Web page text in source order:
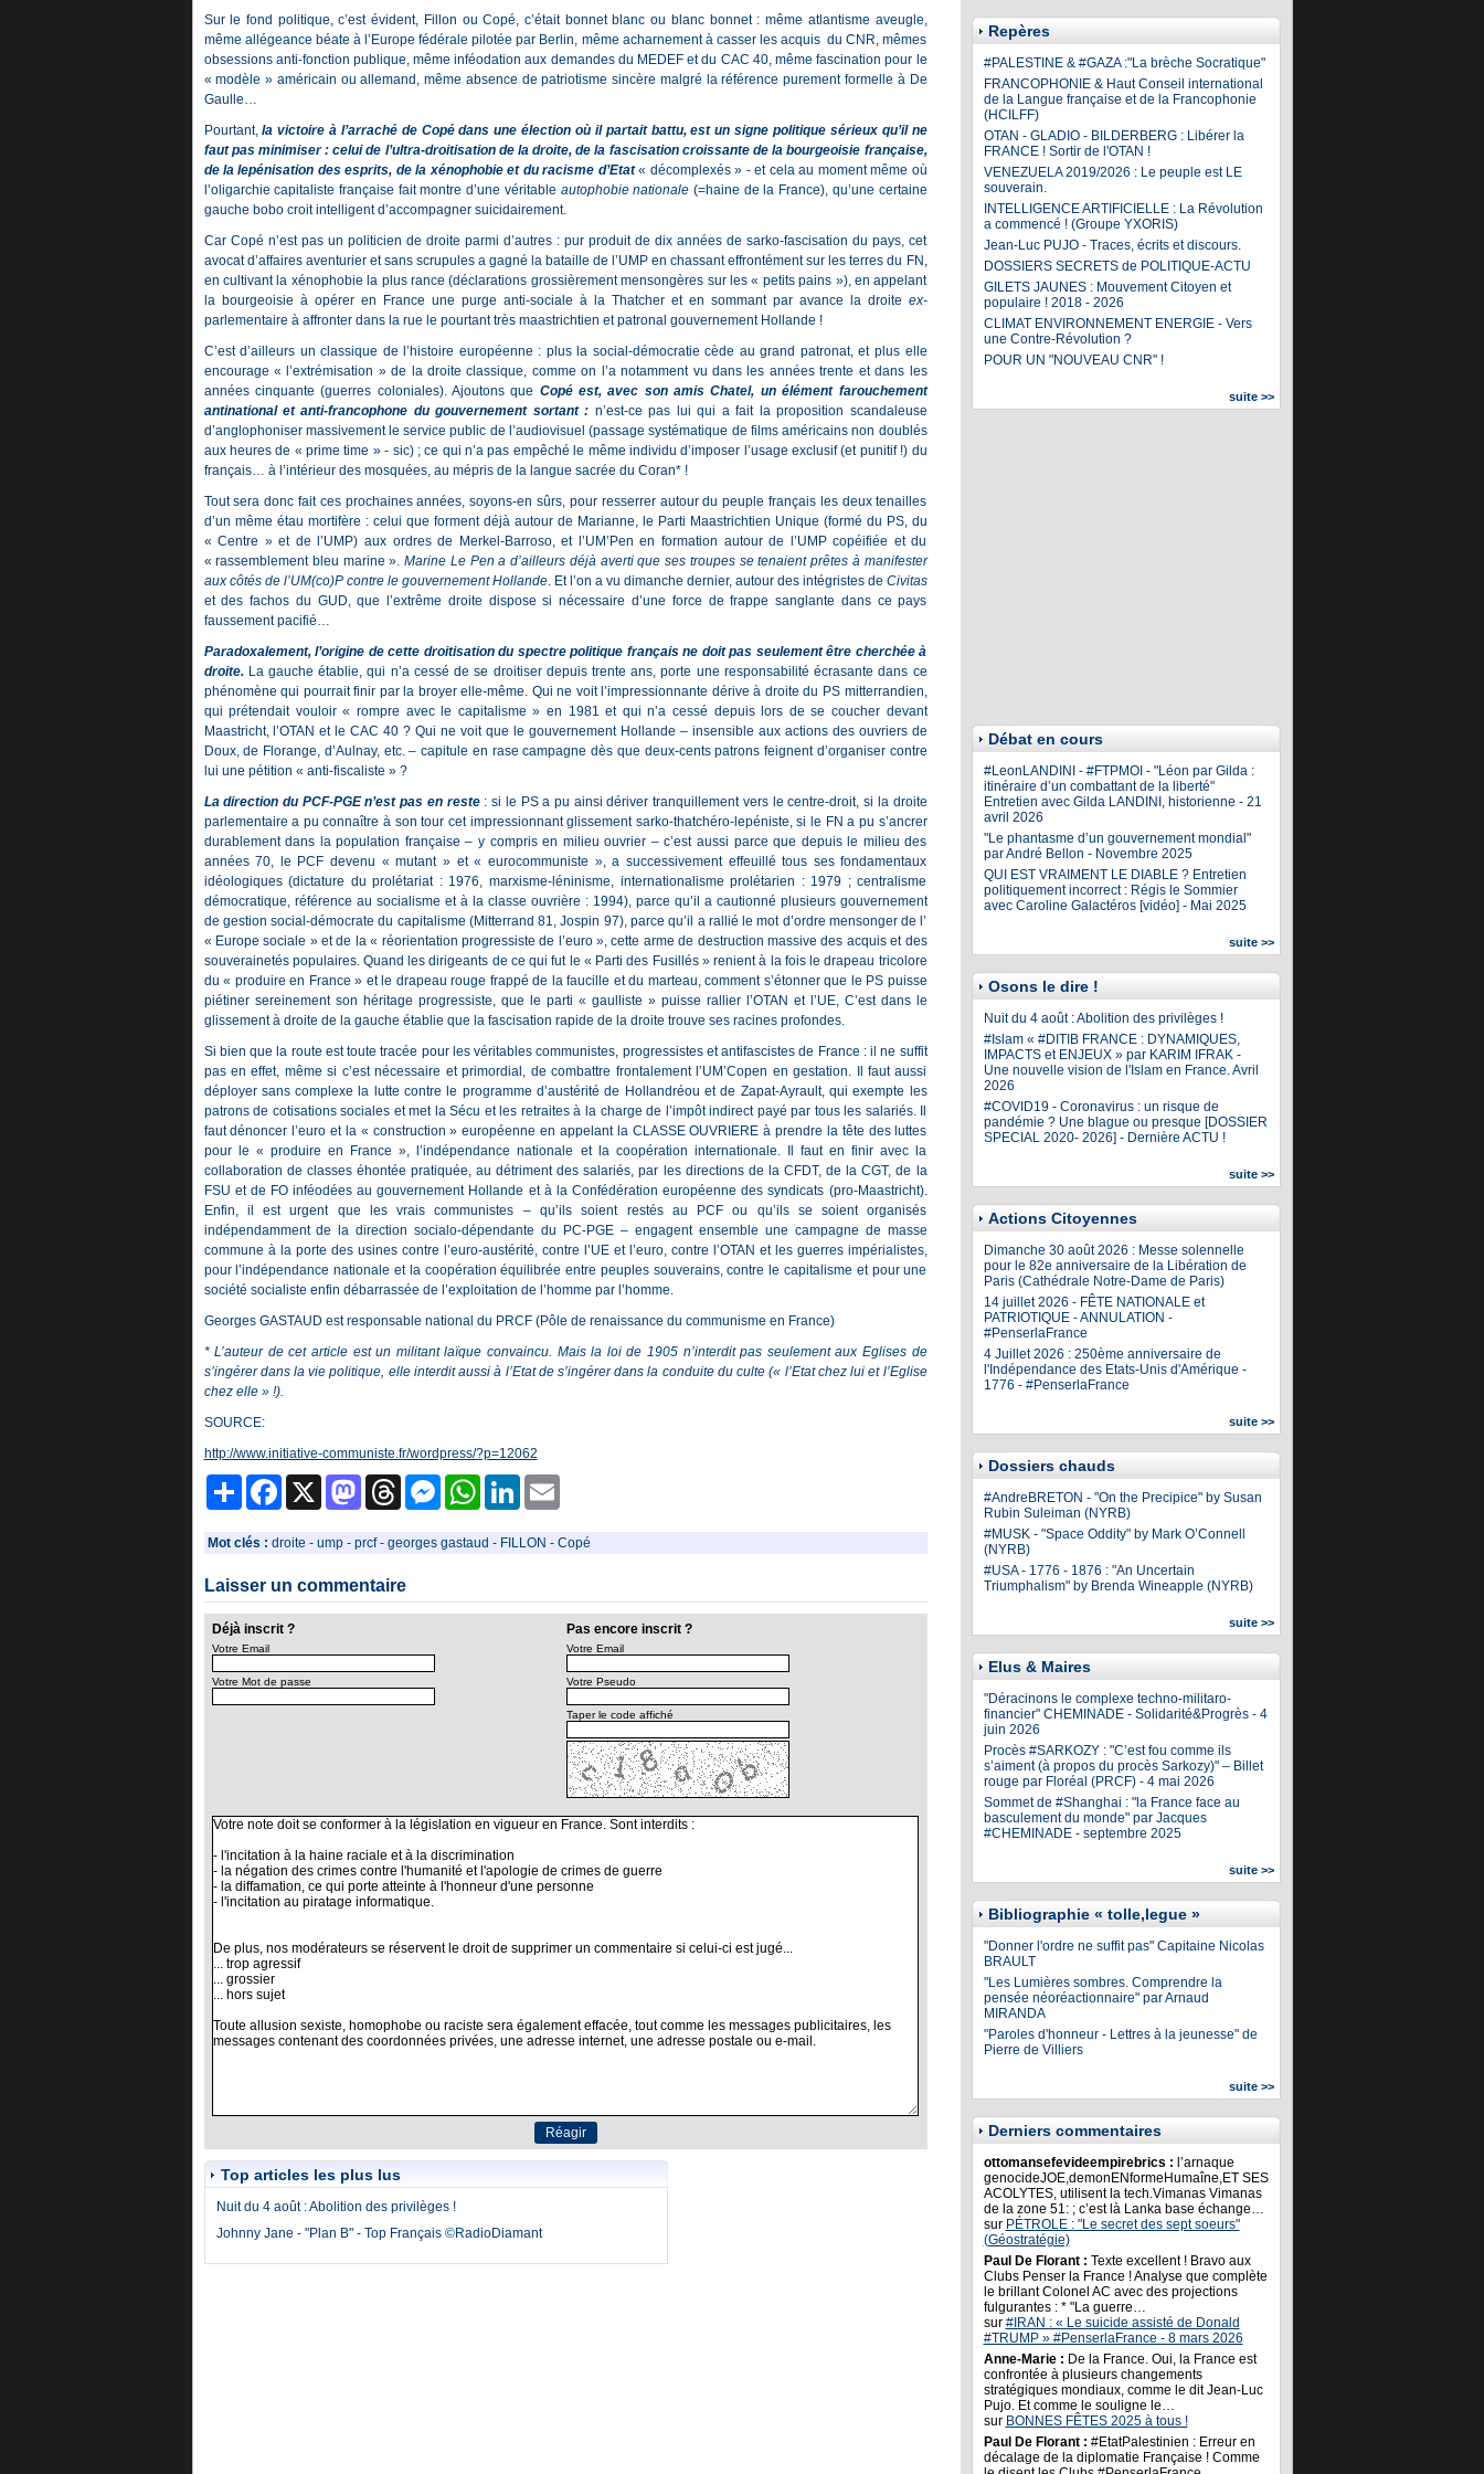
Sur le fond politique, c’est évident, Fillon ou Copé, c’était bonnet blanc ou blanc bonnet : même atlantisme aveugle,
même allégeance béate à l’Europe fédérale pilotée par Berlin, même acharnement à casser les acquis du CNR, mêmes
obsessions anti-fonction publique, même inféodation aux demandes du MEDEF et du CAC 40, même fascination pour le
« modèle » américain ou allemand, même absence de patriotisme sincère malgré la référence purement formelle à De
Gaulle…
Pourtant,la victoire à l’arraché de Copé dans une élection où il partait battu, est un signe politique sérieux qu’il ne
faut pas minimiser : celui de l’ultra-droitisation de la droite, de la fascisation croissante de la bourgeoisie française,
de la lepénisation des esprits, de la xénophobie et du racisme d’Etat« décomplexés » - et cela au moment même où
l’oligarchie capitaliste française fait montre d’une véritable autophobie nationale (=haine de la France), qu’une certaine
gauche bobo croit intelligent d’accompagner suicidairement.
Car Copé n’est pas un politicien de droite parmi d’autres : pur produit de dix années de sarko-fascisation du pays, cet
avocat d’affaires aventurier et sans scrupules a gagné la bataille de l’UMP en chassant effrontément sur les terres du FN,
en cultivant la xénophobie la plus rance (déclarations grossièrement mensongères sur les « petits pains »), en appelant
la bourgeoisie à opérer en France une purge anti-sociale à la Thatcher et en sommant par avance la droite ex-
parlementaire à affronter dans la rue le pourtant très maastrichtien et patronal gouvernement Hollande !
C’est d’ailleurs un classique de l’histoire européenne : plus la social-démocratie cède au grand patronat, et plus elle
encourage « l’extrémisation » de la droite classique, comme on l’a notamment vu dans les années trente et dans les
années cinquante (guerres coloniales). Ajoutons que Copé est, avec son amis Chatel, un élément farouchement
antinational et anti-francophone du gouvernement sortant : n’est-ce pas lui qui a fait la proposition scandaleuse
d’anglophoniser massivement le service public de l’audiovisuel (passage systématique de films américains non doublés
aux heures de « prime time » - sic) ; ce qui n’a pas empêché le même individu d’imposer l’usage exclusif (et punitif !) du
français… à l’intérieur des mosquées, au mépris de la langue sacrée du Coran* !
Tout sera donc fait ces prochaines années, soyons-en sûrs, pour resserrer autour du peuple français les deux tenailles
d’un même étau mortifère : celui que forment déjà autour de Marianne, le Parti Maastrichtien Unique (formé du PS, du
« Centre » et de l’UMP) aux ordres de Merkel-Barroso, et l’UM’Pen en formation autour de l’UMP copéifiée et du
« rassemblement bleu marine ».Marine Le Pen a d’ailleurs déjà averti que ses troupes se tenaient prêtes à manifester
aux côtés de l’UM(co)P contre le gouvernement Hollande. Et l’on a vu dimanche dernier, autour des intégristes de Civitas
et des fachos du GUD, que l’extrême droite dispose si nécessaire d’une force de frappe sanglante dans ce pays
faussement pacifié…
Paradoxalement, l’origine de cette droitisation du spectre politique français ne doit pas seulement être cherchée à
droite.La gauche établie, qui n’a cessé de se droitiser depuis trente ans, porte une responsabilité écrasante dans ce
phénomène qui pourrait finir par la broyer elle-même. Qui ne voit l’impressionnante dérive à droite du PS mitterrandien,
qui prétendait vouloir « rompre avec le capitalisme » en 1981 et qui n’a cessé depuis lors de se coucher devant
Maastricht, l’OTAN et le CAC 40 ? Qui ne voit que le gouvernement Hollande – insensible aux actions des ouvriers de
Doux, de Florange, d’Aulnay, etc. – capitule en rase campagne dès que deux-cents patrons feignent d’organiser contre
lui une pétition « anti-fiscaliste » ?
La direction du PCF-PGE n’est pas en reste: si le PS a pu ainsi dériver tranquillement vers le centre-droit, si la droite
parlementaire a pu connaître à son tour cet impressionnant glissement sarko-thatchéro-lepéniste, si le FN a pu s’ancrer
durablement dans la population française – y compris en milieu ouvrier – c’est aussi parce que depuis le milieu des
années 70, le PCF devenu « mutant » et « eurocommuniste », a successivement effeuillé tous ses fondamentaux
idéologiques (dictature du prolétariat : 1976, marxisme-léninisme, internationalisme prolétarien : 1979 ; centralisme
démocratique, référence au socialisme et à la classe ouvrière : 1994), parce qu’il a cautionné plusieurs gouvernement
de gestion social-démocrate du capitalisme (Mitterrand 81, Jospin 97), parce qu’il a rallié le mot d’ordre mensonger de l’
« Europe sociale » et de la « réorientation progressiste de l’euro », cette arme de destruction massive des acquis et des
souverainetés populaires. Quand les dirigeants de ce qui fut le « Parti des Fusillés » renient à la fois le drapeau tricolore
du « produire en France » et le drapeau rouge frappé de la faucille et du marteau, comment s’étonner que le PS puisse
piétiner sereinement son héritage progressiste, que le parti « gaulliste » puisse rallier l’OTAN et l’UE, C’est dans le
glissement à droite de la gauche établie que la fascisation rapide de la droite trouve ses racines profondes.
Si bien que la route est toute tracée pour les véritables communistes, progressistes et antifascistes de France : il ne suffit
pas en effet, même si c’est nécessaire et primordial, de combattre frontalement l’UM’Copen en gestation. Il faut aussi
déployer sans complexe la lutte contre le programme d’austérité de Hollandréou et de Zapat-Ayrault, qui exempte les
patrons de cotisations sociales et met la Sécu et les retraites à la charge de l’impôt indirect payé par tous les salariés. Il
faut dénoncer l’euro et la « construction » européenne en appelant la CLASSE OUVRIERE à prendre la tête des luttes
pour le « produire en France », l’indépendance nationale et la coopération internationale. Il faut en finir avec la
collaboration de classes éhontée pratiquée, au détriment des salariés, par les directions de la CFDT, de la CGT, de la
FSU et de FO inféodées au gouvernement Hollande et à la Confédération européenne des syndicats (pro-Maastricht).
Enfin, il est urgent que les vrais communistes – qu’ils soient restés au PCF ou qu’ils se soient organisés
indépendamment de la direction socialo-dépendante du PC-PGE – engagent ensemble une campagne de masse
commune à la porte des usines contre l’euro-austérité, contre l’UE et l’euro, contre l’OTAN et les guerres impérialistes,
pour l’indépendance nationale et la coopération équilibrée entre peuples souverains, contre le capitalisme et pour une
société socialiste enfin débarrassée de l’exploitation de l’homme par l’homme.
Georges GASTAUD est responsable national du PRCF (Pôle de renaissance du communisme en France)
* L’auteur de cet article est un militant laïque convaincu. Mais la loi de 1905 n’interdit pas seulement aux Eglises de
s’ingérer dans la vie politique, elle interdit aussi à l’Etat de s’ingérer dans la conduite du culte (« l’Etat chez lui et l’Eglise
chez elle » !).
SOURCE:
http://www.initiative-communiste.fr/wordpress/?p=12062
PartagerFacebook MastodonThreads MessengerWhatsAppLinkedIn
Mot clés : droite - ump- prcf- georges gastaud - FILLON - Copé
Laisser un commentaire
Déjà inscrit ? Pas encore inscrit ?
Votre Email
Votre Mot de passe
Votre Email
Votre Pseudo
Taper le code affiché
Top articles les plus lus
Nuit du 4 août : Abolition des privilèges !
Johnny Jane - "Plan B" - Top Français ©RadioDiamant
Repères
#PALESTINE & #GAZA :"La brèche Socratique"
FRANCOPHONIE & Haut Conseil international
de la Langue française et de la Francophonie
(HCILFF)
OTAN - GLADIO - BILDERBERG : Libérer la
FRANCE ! Sortir de l'OTAN !
VENEZUELA 2019/2026 : Le peuple est LE
souverain.
INTELLIGENCE ARTIFICIELLE : La Révolution
a commencé ! (Groupe YXORIS)
Jean-Luc PUJO - Traces, écrits et discours.
DOSSIERS SECRETS de POLITIQUE-ACTU
GILETS JAUNES : Mouvement Citoyen et
populaire ! 2018 - 2026
CLIMAT ENVIRONNEMENT ENERGIE - Vers
une Contre-Révolution ?
POUR UN "NOUVEAU CNR" !
suite >>
Débat en cours
#LeonLANDINI - #FTPMOI - "Léon par Gilda :
itinéraire d’un combattant de la liberté"
Entretien avec Gilda LANDINI, historienne - 21
avril 2026
"Le phantasme d’un gouvernement mondial"
par André Bellon - Novembre 2025
QUI EST VRAIMENT LE DIABLE ? Entretien
politiquement incorrect : Régis le Sommier
avec Caroline Galactéros [vidéo] - Mai 2025
suite >>
Osons le dire !
Nuit du 4 août : Abolition des privilèges !
#Islam « #DITIB FRANCE : DYNAMIQUES,
IMPACTS et ENJEUX » par KARIM IFRAK -
Une nouvelle vision de l'Islam en France. Avril
2026
#COVID19 - Coronavirus : un risque de
pandémie ? Une blague ou presque [DOSSIER
SPECIAL 2020- 2026] - Dernière ACTU !
suite >>
Actions Citoyennes
Dimanche 30 août 2026 : Messe solennelle
pour le 82e anniversaire de la Libération de
Paris (Cathédrale Notre-Dame de Paris)
14 juillet 2026 - FÊTE NATIONALE et
PATRIOTIQUE - ANNULATION -
#PenserlaFrance
4 Juillet 2026 : 250ème anniversaire de
l'Indépendance des Etats-Unis d'Amérique -
1776 - #PenserlaFrance
suite >>
Dossiers chauds
#AndreBRETON - "On the Precipice" by Susan
Rubin Suleiman (NYRB)
#MUSK - "Space Oddity" by Mark O’Connell
(NYRB)
#USA - 1776 - 1876 : "An Uncertain
Triumphalism" by Brenda Wineapple (NYRB)
suite >>
Elus & Maires
"Déracinons le complexe techno-militaro-
financier" CHEMINADE - Solidarité&Progrès - 4
juin 2026
Procès #SARKOZY : "C’est fou comme ils
s’aiment (à propos du procès Sarkozy)" – Billet
rouge par Floréal (PRCF) - 4 mai 2026
Sommet de #Shanghai : "la France face au
basculement du monde" par Jacques
#CHEMINADE - septembre 2025
suite >>
Bibliographie « tolle,legue »
"Donner l'ordre ne suffit pas" Capitaine Nicolas
BRAULT
"Les Lumières sombres. Comprendre la
pensée néoréactionnaire" par Arnaud
MIRANDA
"Paroles d'honneur - Lettres à la jeunesse" de
Pierre de Villiers
suite >>
Derniers commentaires
ottomansefevideempirebrics : l’arnaque
genocideJOE,demonENformeHumaîne,ET SES
ACOLYTES, utilisent la tech.Vimanas Vimanas
de la zone 51: ; c’est là Lanka base échange…
sur PÉTROLE : "Le secret des sept soeurs"
(Géostratégie)
Paul De Florant : Texte excellent ! Bravo aux
Clubs Penser la France ! Analyse que complète
le brillant Colonel AC avec des projections
fulgurantes : * "La guerre…
sur #IRAN : « Le suicide assisté de Donald
#TRUMP » #PenserlaFrance - 8 mars 2026
Anne-Marie : De la France. Oui, la France est
confrontée à plusieurs changements
stratégiques mondiaux, comme le dit Jean-Luc
Pujo. Et comme le souligne le…
sur BONNES FÊTES 2025 à tous !
Paul De Florant : #EtatPalestinien : Erreur en
décalage de la diplomatie Française ! Comme